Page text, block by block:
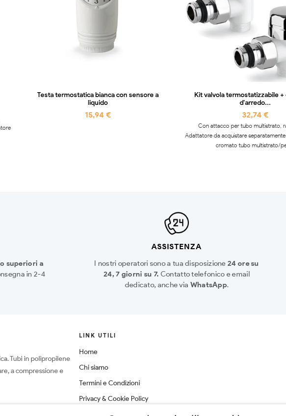
Testa termostatica bianca con sensore a
liquido
15,94 €
Kit valvola termostatizzabile
d'arredo...
32,74 €
Con attacco per tubo multistrato,
Adattatore da acquistare
cromato tubo multistrato/
superiori a
in 2-4
ASSISTENZA
I nostri operatori sono a tua disposizione24 ore su
24, 7 giorni su 7. Contatto telefonico e email
dedicato, anche via WhatsApp.
Tubi in polipropilene
a compressione e
LINK UTILI
Home
Chi siamo
Termini e Condizioni
Privacy & Cookie Policy